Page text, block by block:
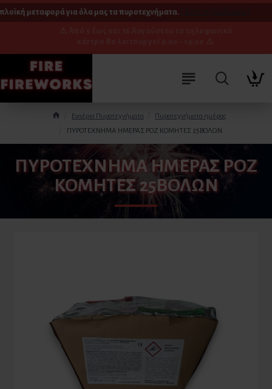
μεταφορά για όλα μας τα πυροτεχνήματα.[ Δείτε τη διαδικασία ]
Εναέρια Πυροτεχνήματα
Πυροτεχνήματα ημέρας
ΠΥΡΟΤΕΧΝΗΜΑ ΗΜΕΡΑΣ ΡΟΖ ΚΟΜΗΤΕΣ 25ΒΟΛΩΝ
ΠΥΡΟΤΕΧΝΗΜΑ ΗΜΕΡΑΣ ΡΟΖ
ΚΟΜΗΤΕΣ 25ΒΟΛΩΝ